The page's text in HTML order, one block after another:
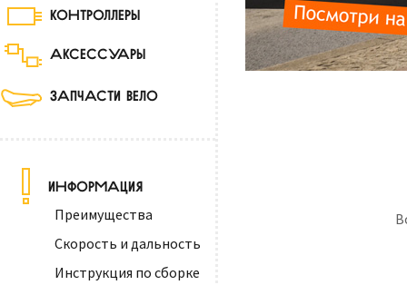
КОНТРОЛЛЕРЫ
АКСЕССУАРЫ
ЗАПЧАСТИ ВЕЛО
ИНФОРМАЦИЯ
Преимущества
Скорость и дальность
Инструкция по сборке